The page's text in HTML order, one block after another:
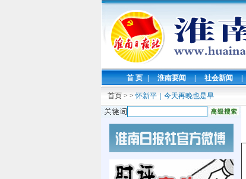
首 页 | 淮南要闻 | 社会新闻 |
首页 > > 怀新平｜今天再晚也是早